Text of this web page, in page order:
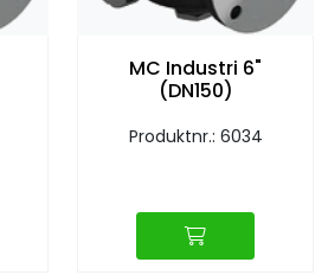
MC Industri 6"
(DN150)
Produktnr.: 6034